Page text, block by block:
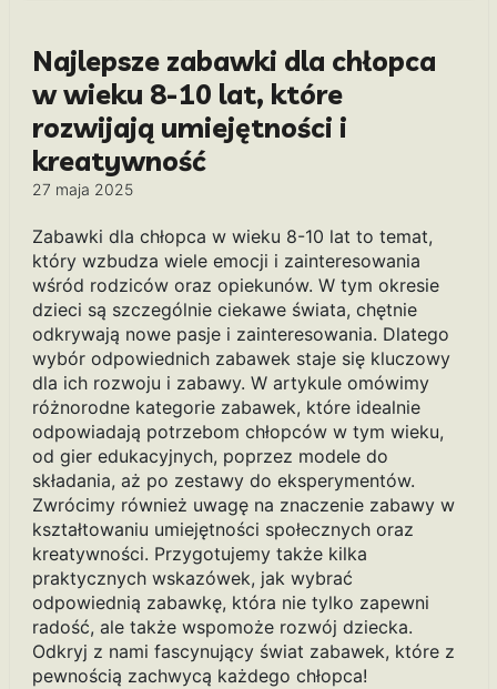
Najlepsze zabawki dla chłopca
w wieku 8-10 lat, które
rozwijają umiejętności i
kreatywność
27 maja 2025
Zabawki dla chłopca w wieku 8-10 lat to temat,
który wzbudza wiele emocji i zainteresowania
wśród rodziców oraz opiekunów. W tym okresie
dzieci są szczególnie ciekawe świata, chętnie
odkrywają nowe pasje i zainteresowania. Dlatego
wybór odpowiednich zabawek staje się kluczowy
dla ich rozwoju i zabawy. W artykule omówimy
różnorodne kategorie zabawek, które idealnie
odpowiadają potrzebom chłopców w tym wieku,
od gier edukacyjnych, poprzez modele do
składania, aż po zestawy do eksperymentów.
Zwrócimy również uwagę na znaczenie zabawy w
kształtowaniu umiejętności społecznych oraz
kreatywności. Przygotujemy także kilka
praktycznych wskazówek, jak wybrać
odpowiednią zabawkę, która nie tylko zapewni
radość, ale także wspomoże rozwój dziecka.
Odkryj z nami fascynujący świat zabawek, które z
pewnością zachwycą każdego chłopca!